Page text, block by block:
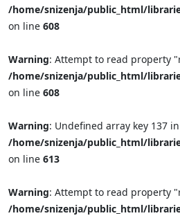
/home/snizenja/public_html/
on line 608
Warning: Attempt to read property
/home/snizenja/public_html/
on line 608
Warning: Undefined array key 137 in
/home/snizenja/public_html/
on line 613
Warning: Attempt to read property
/home/snizenja/public_html/